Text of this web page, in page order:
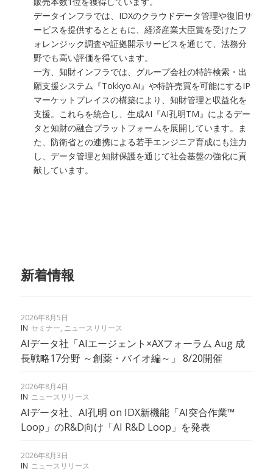
データインフラでは、IDXのクラウドデータ管理や復旧サ
ービスを提供するとともに、経済産業大臣賞を受けたフ
ォレンジック調査や証拠開示サービスを通じて、法務分
野でも高い評価を得ています。
一方、知財インフラでは、グループ会社の特許検索・出
願支援システム『Tokkyo.Ai』や特許売買を可能にするIP
マーケットプレイスの構築により、知財管理と収益化を
支援。これらを統合し、生成AI『AI孔明TM』によるデー
タと知財の融合プラットフォームを展開しています。ま
た、防衛省との連携による若手エンジニア育成にも注力
し、データ管理と知財保護を通じて社会基盤の強化に貢
献しています。
新着情報
2026年8月5日
IN セミナー, ニュースリリース
AIデータ社「AIエージェント×AXフォーラム Aug 成
長戦略17分野 ～創薬・バイオ編～」 8/20開催
2026年8月4日
IN ニュースリリース
AIデータ社、AI孔明 on IDX新機能「AI突合作業™︎
Loop」のR&D向け「AI R&D Loop」を発表
2026年8月3日
IN ニュースリリース